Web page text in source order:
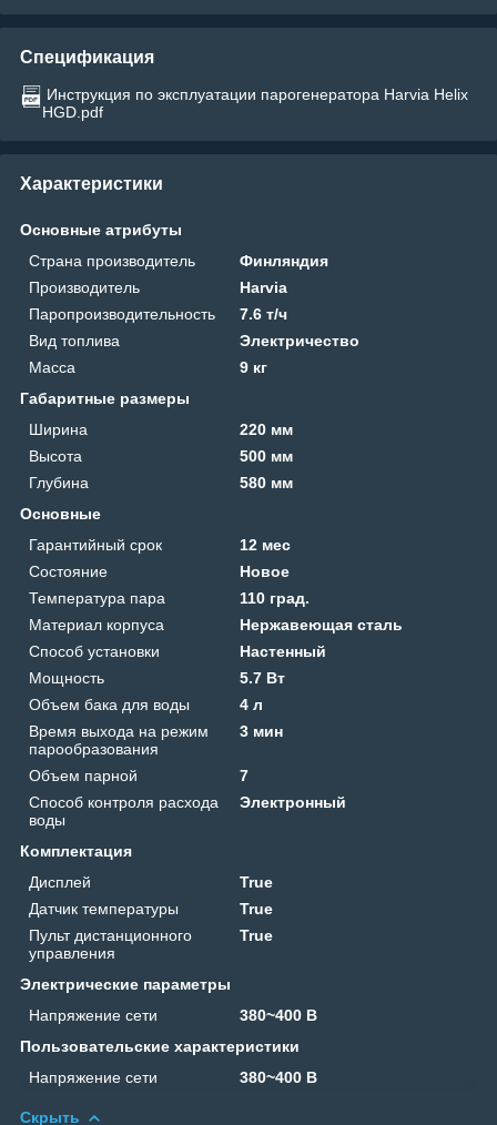
Спецификация
Инструкция по эксплуатации парогенератора Harvia Helix
HGD.pdf
Характеристики
Основные атрибуты
Страна производитель
Финляндия
Производитель
Harvia
Паропроизводительность
7.6 т/ч
Вид топлива
Электричество
Масса
9 кг
Габаритные размеры
Ширина
220 мм
Высота
500 мм
Глубина
580 мм
Основные
Гарантийный срок
12 мес
Состояние
Новое
Температура пара
110 град.
Материал корпуса
Нержавеющая сталь
Способ установки
Настенный
Мощность
5.7 Вт
Объем бака для воды
4 л
Время выхода на режим
парообразования
3 мин
Объем парной
7
Способ контроля расхода
воды
Электронный
Комплектация
Дисплей
True
Датчик температуры
True
Пульт дистанционного
управления
True
Электрические параметры
Напряжение сети
380~400 В
Пользовательские характеристики
Напряжение сети
380~400 В
Скрыть